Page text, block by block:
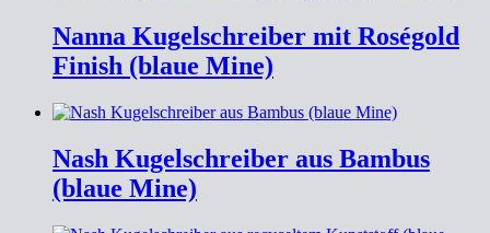
Nanna Kugelschreiber mit Roségold
Finish (blaue Mine)
Nash Kugelschreiber aus Bambus
(blaue Mine)